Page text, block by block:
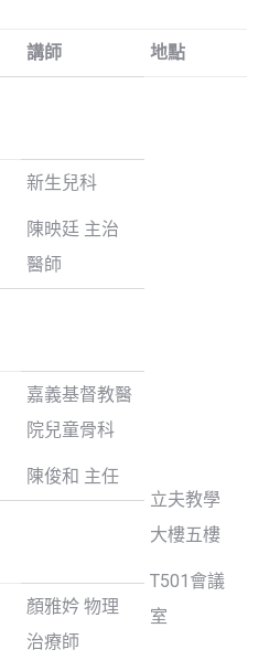
講師 地點
立夫教學
大樓五樓
T501會議
室
新生兒科
陳映廷 主治
醫師
嘉義基督教醫
院兒童骨科
陳俊和 主任
顏雅妗 物理
治療師